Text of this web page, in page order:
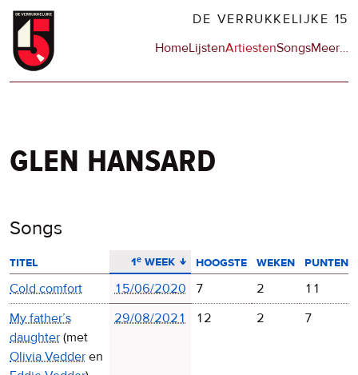
Overslaan
naar
DE VERRUKKELIJKE 15
Hoofdnavigatie
HomeLijstenArtiestenSongsMeerop
…
glen hansard
Songs
titel 1ᵉ week
aflopend sorteren hoogste weken
punten
Cold comfort
15/06/2020 7 2
11
My father’s
daughter (met
Olivia Vedder en
29/08/2021 12 2 7